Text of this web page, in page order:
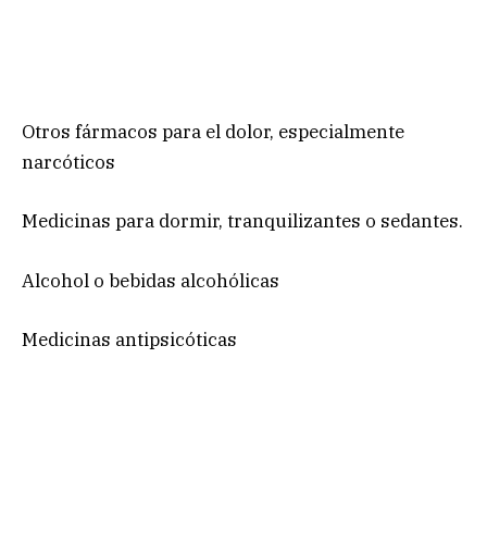
Otros fármacos para el dolor, especialmente
narcóticos
Medicinas para dormir, tranquilizantes o sedantes.
Alcohol o bebidas alcohólicas
Medicinas antipsicóticas